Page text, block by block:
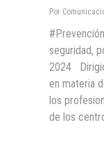
Por
seguridad,
2024
en materia
los
de los